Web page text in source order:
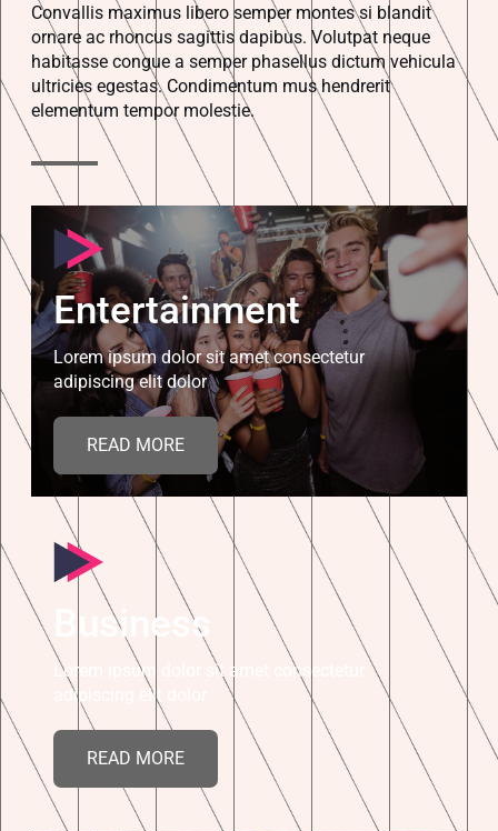
Convallis maximus libero semper montes si blandit
ornare ac rhoncus sagittis dapibus. Volutpat neque
habitasse congue a semper phasellus dictum vehicula
ultricies egestas. Condimentum mus hendrerit
elementum tempor molestie.
Entertainment
Lorem ipsum dolor sit amet consectetur
adipiscing elit dolor
READ MORE
Business
Lorem ipsum dolor sit amet consectetur
adipiscing elit dolor
READ MORE